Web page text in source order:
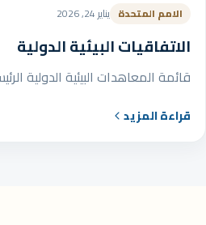
الامم المتحدة يناير 24, 2026
الاتفاقيات البيئية الدولية
قائمة المعاهدات البيئية الدولية
قراءة المزيد